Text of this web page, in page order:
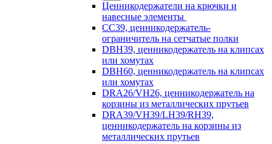
Ценникодержатели на крючки и
навесные элементы
CC39, ценникодержатель-
ограничитель на сетчатые полки
DBH39, ценникодержатель на клипсах
или хомутах
DBH60, ценникодержатель на клипсах
или хомутах
DRA26/VH26, ценникодержатель на
корзины из металлических прутьев
DRA39/VH39/LH39/RH39,
ценникодержатель на корзины из
металлических прутьев